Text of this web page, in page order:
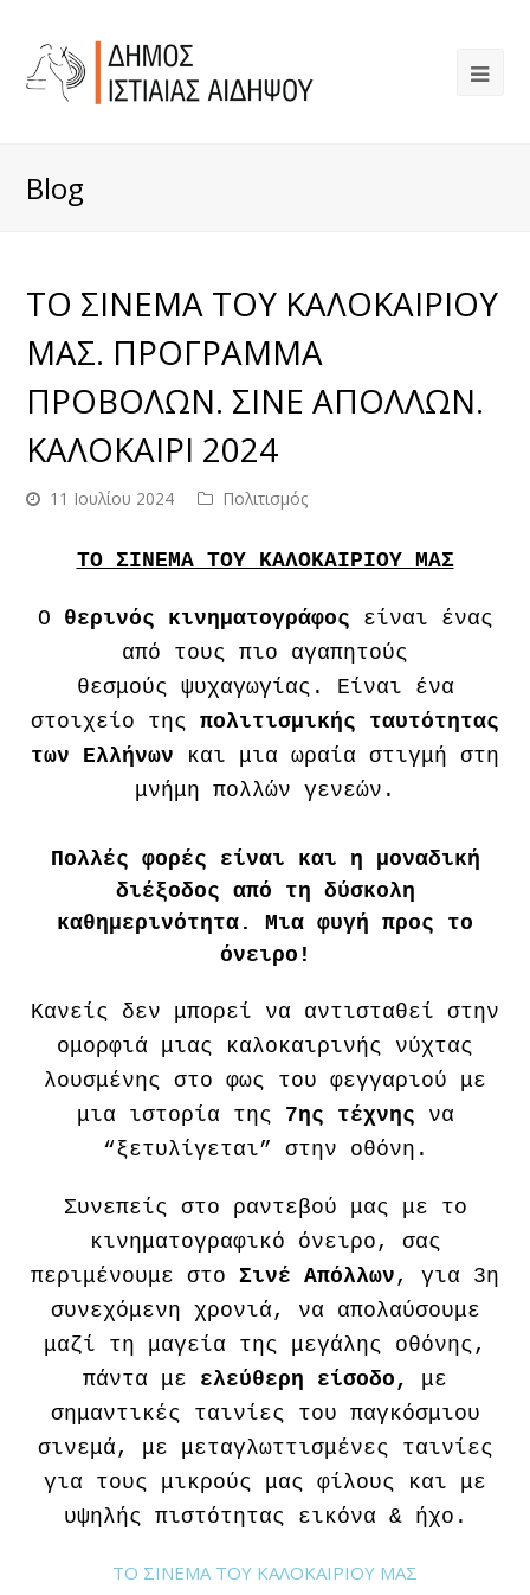
Blog
ΤΟ ΣΙΝΕΜΑ ΤΟΥ ΚΑΛΟΚΑΙΡΙΟΥ
ΜΑΣ. ΠΡΟΓΡΑΜΜΑ
ΠΡΟΒΟΛΩΝ. ΣΙΝΕ ΑΠΟΛΛΩΝ.
ΚΑΛΟΚΑΙΡΙ 2024
11 Ιουλίου 2024 Πολιτισμός
ΤΟ ΣΙΝΕΜΑ ΤΟΥ ΚΑΛΟΚΑΙΡΙΟΥ ΜΑΣ
Ο θερινός κινηματογράφος είναι ένας
από τους πιο αγαπητούς
θεσμούς ψυχαγωγίας. Είναι ένα
στοιχείο της πολιτισμικής ταυτότητας
των Ελλήνων και μια ωραία στιγμή στη
μνήμη πολλών γενεών.
Πολλές φορές είναι και η μοναδική
διέξοδος από τη δύσκολη
καθημερινότητα. Μια φυγή προς το
όνειρο!
Κανείς δεν μπορεί να αντισταθεί στην
ομορφιά μιας καλοκαιρινής νύχτας
λουσμένης στο φως του φεγγαριού με
μια ιστορία της 7ης τέχνης να
“ξετυλίγεται” στην οθόνη.
Συνεπείς στο ραντεβού μας με το
κινηματογραφικό όνειρο, σας
περιμένουμε στο Σινέ Απόλλων, για 3η
συνεχόμενη χρονιά, να απολαύσουμε
μαζί τη μαγεία της μεγάλης οθόνης,
πάντα με ελεύθερη είσοδο, με
σημαντικές ταινίες του παγκόσμιου
σινεμά, με μεταγλωττισμένες ταινίες
για τους μικρούς μας φίλους και με
υψηλής πιστότητας εικόνα & ήχο.
ΤΟ ΣΙΝΕΜΑ ΤΟΥ ΚΑΛΟΚΑΙΡΙΟΥ ΜΑΣ